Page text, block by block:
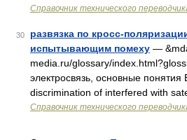
Справочник технического
30
развязка по кросс-
испытывающим помеху —
media.ru/glossary/
электросвязь, основные
discrimination of interfered with
Справочник технического